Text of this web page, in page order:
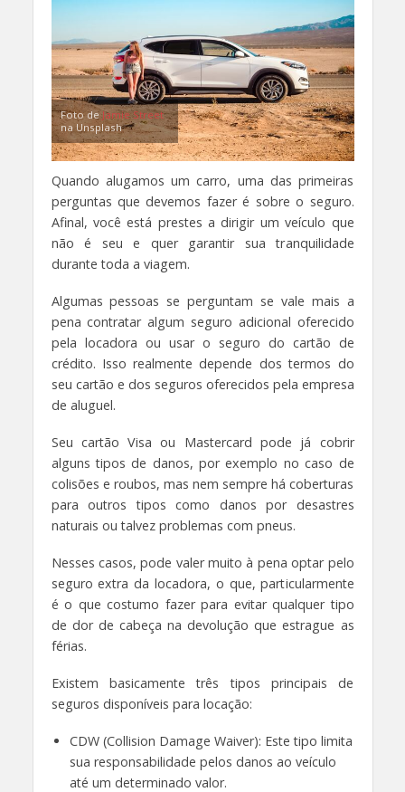
Foto deJamie Street
na Unsplash
Quando alugamos um carro, uma das primeiras
perguntas que devemos fazer é sobre o seguro.
Afinal, você está prestes a dirigir um veículo que
não é seu e quer garantir sua tranquilidade
durante toda a viagem.
Algumas pessoas se perguntam se vale mais a
pena contratar algum seguro adicional oferecido
pela locadora ou usar o seguro do cartão de
crédito. Isso realmente depende dos termos do
seu cartão e dos seguros oferecidos pela empresa
de aluguel.
Seu cartão Visa ou Mastercard pode já cobrir
alguns tipos de danos, por exemplo no caso de
colisões e roubos, mas nem sempre há coberturas
para outros tipos como danos por desastres
naturais ou talvez problemas com pneus.
Nesses casos, pode valer muito à pena optar pelo
seguro extra da locadora, o que, particularmente
é o que costumo fazer para evitar qualquer tipo
de dor de cabeça na devolução que estrague as
férias.
Existem basicamente três tipos principais de
seguros disponíveis para locação:
CDW (Collision Damage Waiver): Este tipo limita
sua responsabilidade pelos danos ao veículo
até um determinado valor.